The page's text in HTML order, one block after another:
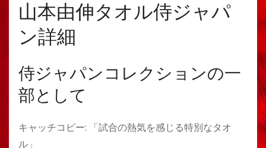
山本由伸タオル侍ジャパ
ン詳細
侍ジャパンコレクションの一
部として
キャッチコピー: 「試合の熱気を感じる特別なタオ
ル」